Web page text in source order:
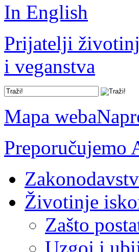
In English
Prijatelji
i veganstva
Mapa weba
Preporučujemo
Životinje
Zašto
Uzgoj i